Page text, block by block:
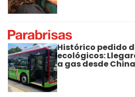
Histórico pedido
ecológicos:
a gas desde China